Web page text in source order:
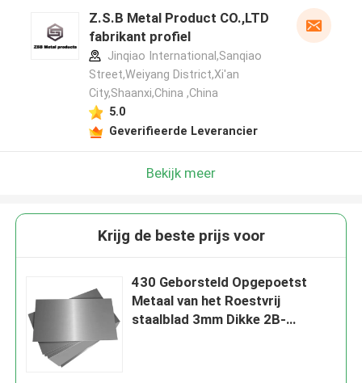
Z.S.B Metal Product CO.,LTD
fabrikant profiel
Jinqiao International,Sanqiao
Street,Weiyang District,Xi'an
City,Shaanxi,China ,China
5.0
Geverifieerde Leverancier
Bekijk meer
Krijg de beste prijs voor
430 Geborsteld Opgepoetst
Metaal van het Roestvrij
staalblad 3mm Dikke 2B-